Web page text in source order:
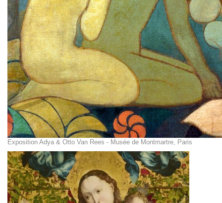
Exposition Adya & Otto Van Rees - Musée de Montmartre, Paris